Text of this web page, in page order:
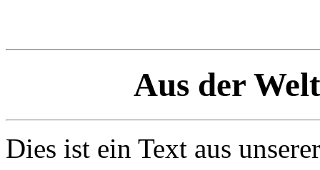
Aus der
Dies ist ein Text aus